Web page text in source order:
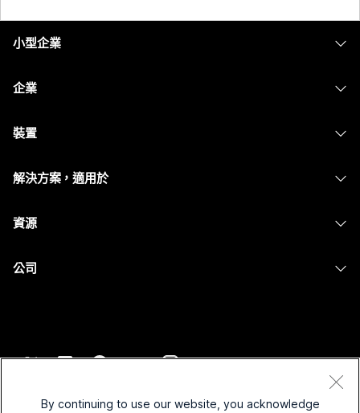
小型企業
企業
安全性
裝置
解決方案，適用於
非營利
資源
包容性
公司
聯絡銷售人員
By continuing to use our website, you acknowledge